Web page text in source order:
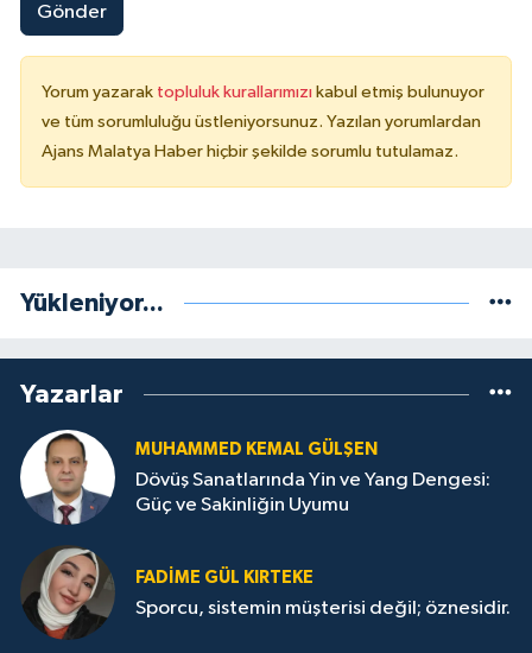
Gönder
Yorum yazarak topluluk kurallarımızı kabul etmiş bulunuyor
ve tüm sorumluluğu üstleniyorsunuz. Yazılan yorumlardan
Ajans Malatya Haber hiçbir şekilde sorumlu tutulamaz.
Yükleniyor...
Yazarlar
MUHAMMED KEMAL GÜLŞEN
Dövüş Sanatlarında Yin ve Yang Dengesi:
Güç ve Sakinliğin Uyumu
FADIME GÜL KIRTEKE
Sporcu, sistemin müşterisi değil; öznesidir.